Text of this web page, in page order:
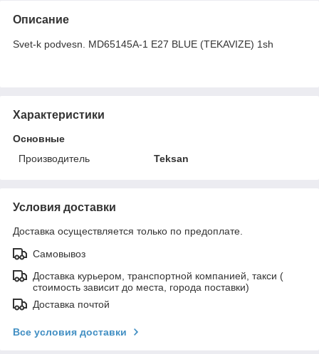
Описание
Svet-k podvesn. MD65145A-1 E27 BLUE (TEKAVIZE) 1sh
Характеристики
Основные
Производитель
Teksan
Условия доставки
Доставка осуществляется только по предоплате.
Самовывоз
Доставка курьером, транспортной компанией, такси (
стоимость зависит до места, города поставки)
Доставка почтой
Все условия доставки